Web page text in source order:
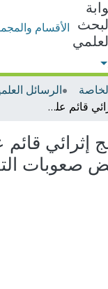
الأقسام
الرسائل
فاعلية برنامج إثرائي قائم على نظرية تريز في خفض صعوبات التعلم في الرياضيات
إثرائي
صعوبات